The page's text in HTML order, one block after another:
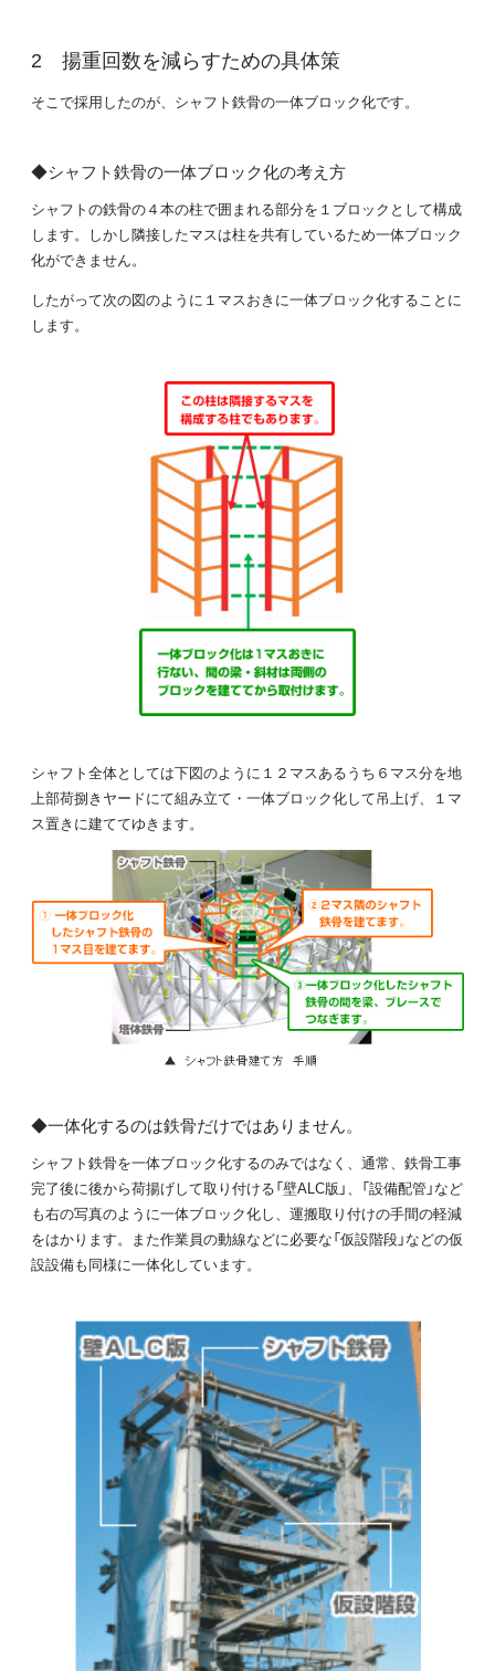
揚重回数を減らすための具体策
そこで採用したのが、シャフト鉄骨の一体ブロック化です。
◆シャフト鉄骨の一体ブロック化の考え方
シャフトの鉄骨の４本の柱で囲まれる部分を１ブロックとして構成
します。しかし隣接したマスは柱を共有しているため一体ブロック
化ができません。
したがって次の図のように１マスおきに一体ブロック化することに
します。
シャフト全体としては下図のように１２マスあるうち６マス分を地
上部荷捌きヤードにて組み立て・一体ブロック化して吊上げ、１マ
ス置きに建ててゆきます。
◆一体化するのは鉄骨だけではありません。
シャフト鉄骨を一体ブロック化するのみではなく、通常、鉄骨工事
完了後に後から荷揚げして取り付ける「壁ALC版」、「設備配管」など
も右の写真のように一体ブロック化し、運搬取り付けの手間の軽減
をはかります。また作業員の動線などに必要な「仮設階段」などの仮
設設備も同様に一体化しています。